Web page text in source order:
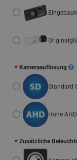
Kameraauflösung
Standard
Hohe AHD
Zusätzliche